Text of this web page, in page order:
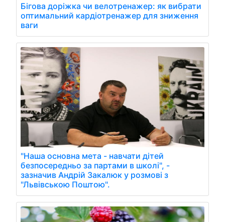
Бігова доріжка чи велотренажер: як вибрати
оптимальний кардіотренажер для зниження
ваги
"Наша основна мета - навчати дітей
безпосередньо за партами в школі", -
зазначив Андрій Закалюк у розмові з
"Львівською Поштою".